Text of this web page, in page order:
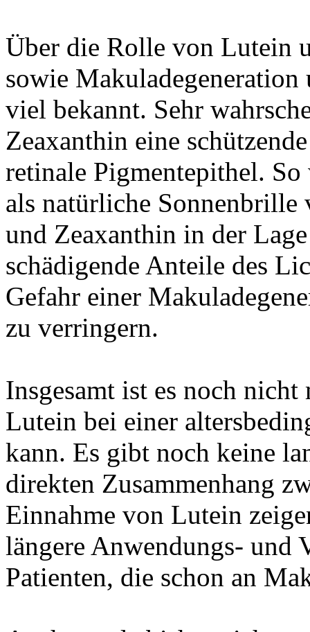
Über die Rolle von Lutein
sowie
viel bekannt. Sehr
Zeaxanthin eine
retinale Pigmentepithel.
als natürliche
und Zeaxanthin in der
schädigende Anteile des
Gefahr einer
zu verringern.
Insgesamt ist es noch
Lutein bei einer
kann. Es gibt noch keine
direkten Zusammenhang
Einnahme von Lutein
längere Anwendungs- und
Patienten, die schon an